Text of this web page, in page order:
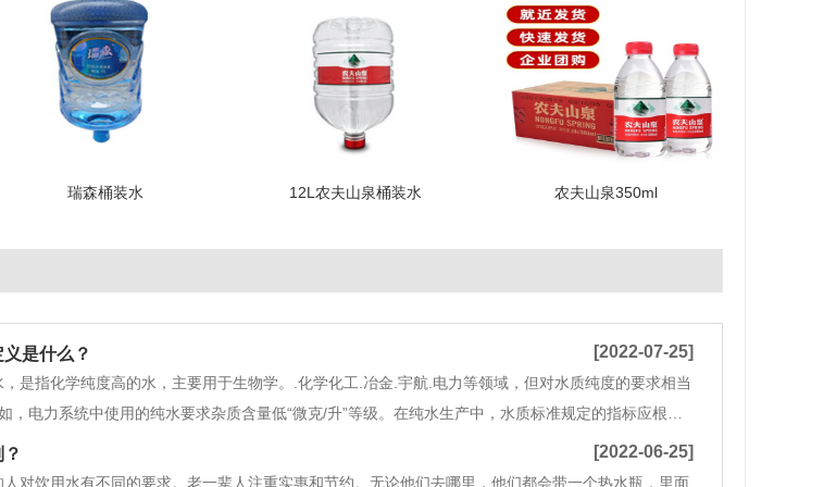
瑞森桶装水 12L农夫山泉桶装水 农夫山泉350ml
是什么？ [2022-07-25]
是指化学纯度高的水，主要用于生物学。.化学化工.冶金.宇航.电力等领域，但对水质纯度的要求相当
，电力系统中使用的纯水要求杂质含量低“微克/升”等级。在纯水生产中，水质标准规定的指标应根据
工艺确定(如一般认为造成电路性能破坏的颗粒物质尺寸为其线宽的1/5-1/10)，但由于微电子技术的复
[2022-06-25]
对饮用水有不同的要求。老一辈人注重实惠和节约。无论他们去哪里，他们都会带一个热水瓶，里面